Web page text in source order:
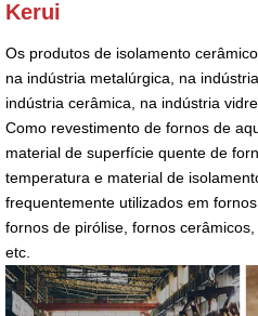
Kerui
Os produtos de isolamento
na indústria metalúrgica, na
indústria cerâmica, na indústria
Como revestimento de fornos de
material de superfície quente de
temperatura e material de
frequentemente utilizados em
fornos de pirólise, fornos
etc.